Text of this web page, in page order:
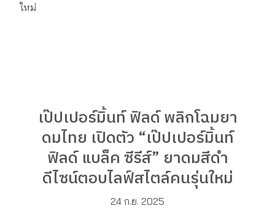
เป๊ปเปอร์มิ้นท์ ฟิลด์ พลิกโฉมยา
ดมไทย เปิดตัว “เป๊ปเปอร์มิ้นท์
ฟิลด์ แบล็ค ซีรีส์” ยาดมสีดำ
ดีไซน์ตอบไลฟ์สไตล์คนรุ่นใหม่
24 ก.ย. 2025